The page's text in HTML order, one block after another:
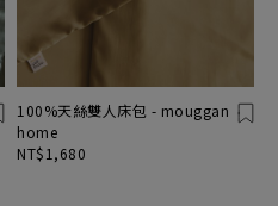
100%天絲雙人床包 - mouggan
home
NT$1,680